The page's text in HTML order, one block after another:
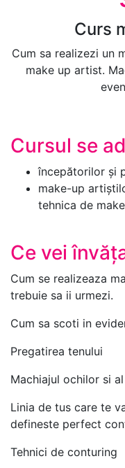
Curs
Cum sa realizezi un
make up artist.
Cursul se
începătorilor și
make-up
tehnica de
Ce vei
Cum se realizeaza
trebuie sa ii urmezi.
Cum sa scoti in
Pregatirea tenului
Machiajul ochilor si
Linia de tus care te
defineste perfect
Tehnici de conturing